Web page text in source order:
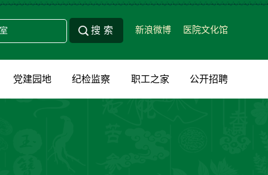
新浪微博 医院文化馆
党建园地 纪检监察 职工之家 公开招聘